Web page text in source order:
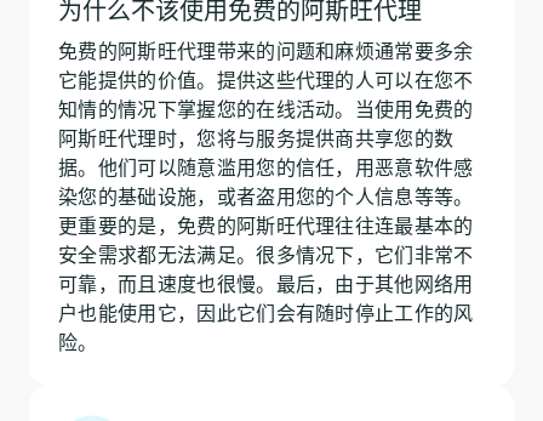
为什么不该使用免费的阿斯旺代理
免费的阿斯旺代理带来的问题和麻烦通常要多余
它能提供的价值。提供这些代理的人可以在您不
知情的情况下掌握您的在线活动。当使用免费的
阿斯旺代理时，您将与服务提供商共享您的数
据。他们可以随意滥用您的信任，用恶意软件感
染您的基础设施，或者盗用您的个人信息等等。
更重要的是，免费的阿斯旺代理往往连最基本的
安全需求都无法满足。很多情况下，它们非常不
可靠，而且速度也很慢。最后，由于其他网络用
户也能使用它，因此它们会有随时停止工作的风
险。